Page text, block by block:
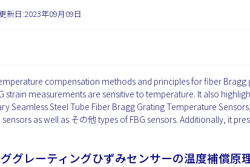
新日:2023年09月09日
compensation methods and principles for fiber Bragg
strain measurements are sensitive to temperature. It also
Seamless Steel Tube Fiber Bragg Grating Temperature
as well as その他 types of FBG sensors. Additionally, it
グレーティングひずみセンサーの温度補償原